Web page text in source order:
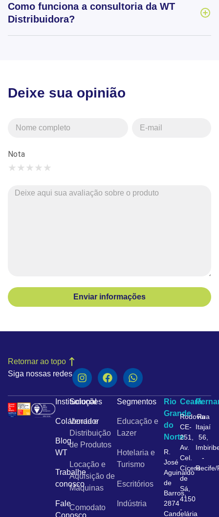
Como funciona a consultoria da WT
Distribuidora?
Deixe sua opinião
Nota
★
★
★
★
★
Enviar informações
Siga nossas redes
Retornar ao topo
Institucional
Colaborador
Blog
WT
Trabalhe
conosco
Fale
Conosco
Soluções
Venda e
Distribuição
de Produtos
Locação e
Aquisição de
Máquinas
Comodato
Segmentos
Educação e
Lazer
Hotelaria e
Turismo
Escritórios
Indústria
Rio
Grande
do
Norte
R.
José
Aguinaldo
de
Barros,
2874
Candelária
Ceará
Rodovia
CE-
251,
Av.
Cel.
Cícero
de
Sá,
4150
-
Rua
Itajaí
56,
-
Recife/